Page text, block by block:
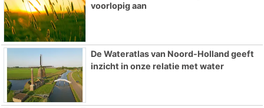
voorlopig aan
De Wateratlas van Noord-Holland geeft
inzicht in onze relatie met water